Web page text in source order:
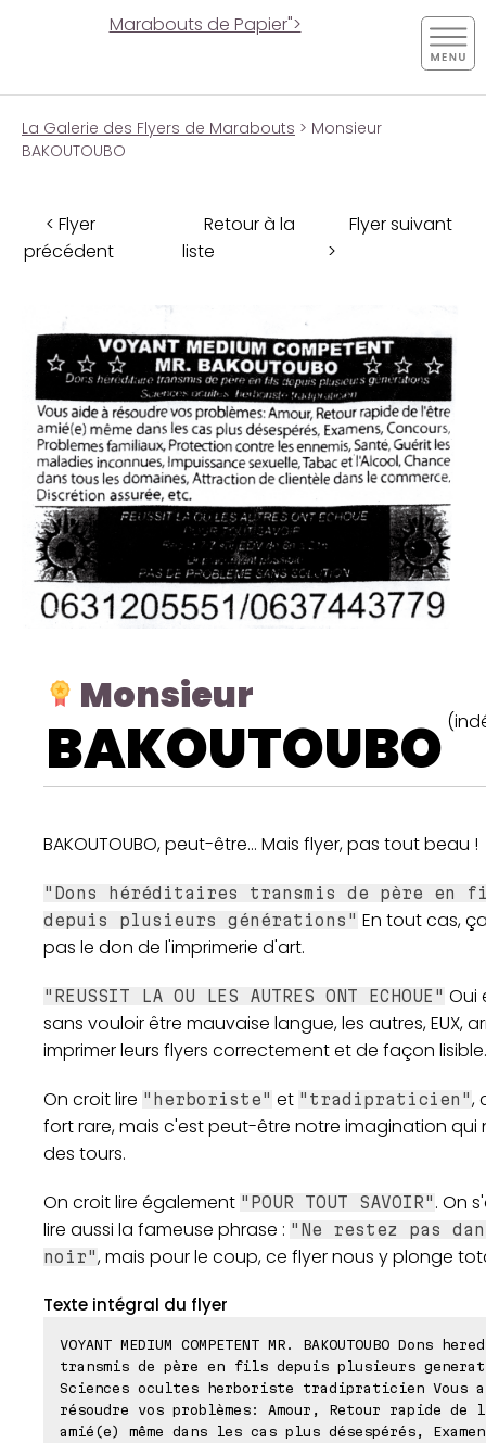
Marabouts de Papier">
La Galerie des Flyers de Marabouts > Monsieur
BAKOUTOUBO
< Flyer
précédent
Retour à la
liste
Flyer suivant
>
Monsieur
BAKOUTOUBO
BAKOUTOUBO, peut-être... Mais flyer, pas tout beau !
"Dons héréditaires transmis de père en
depuis plusieurs générations" En tout cas,
pas le don de l'imprimerie d'art.
"REUSSIT LA OU LES AUTRES ONT ECHOUE" Oui
sans vouloir être mauvaise langue, les autres, EUX,
imprimer leurs flyers correctement et de façon lisible.
On croit lire "herboriste" et "tradipraticien",
fort rare, mais c'est peut-être notre imagination qui
des tours.
On croit lire également "POUR TOUT SAVOIR" . On
lire aussi la fameuse phrase : "Ne restez pas
noir", mais pour le coup, ce flyer nous y plonge
Texte intégral du flyer
VOYANT MEDIUM COMPETENT MR. BAKOUTOUBO Dons
transmis de père en fils depuis plusieurs
Sciences ocultes herboriste tradipraticien Vous
résoudre vos problèmes: Amour, Retour rapide de
amié(e) même dans les cas plus désespérés,